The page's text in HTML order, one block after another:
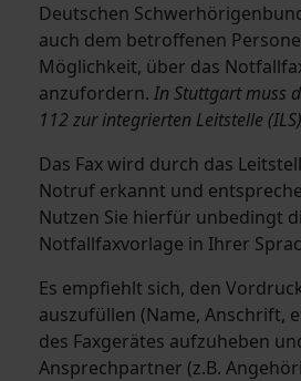
Deutschen
auch dem betroffenen
Möglichkeit, über das
anzufordern. In Stuttgart muss
112 zur integrierten Leitstelle
Das Fax wird durch das
Notruf erkannt und
Nutzen Sie hierfür unbedingt
Notfallfaxvorlage in Ihrer
Es empfiehlt sich, den
auszufüllen (Name, Anschrift,
des Faxgerätes aufzuheben
Ansprechpartner (z.B.